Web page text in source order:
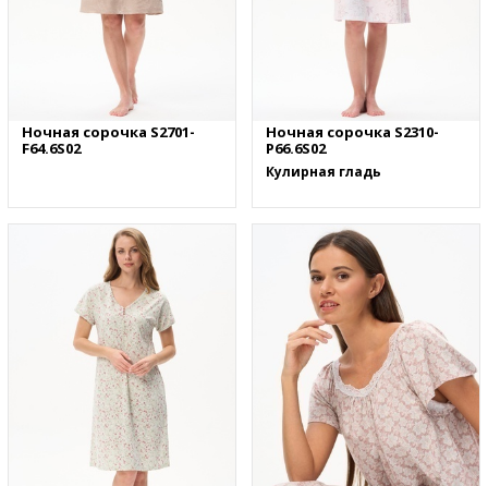
Ночная сорочка S2701-
F64.6S02
Ночная сорочка S2310-
P66.6S02
Кулирная гладь